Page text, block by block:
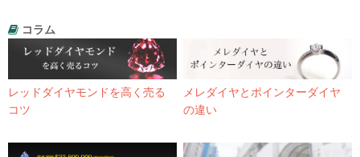
コラム
レッドダイヤモンドを高く売る
コツ
メレダイヤとポインターダイヤ
の違い